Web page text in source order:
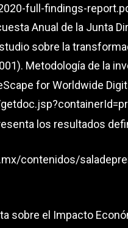
full-findings-
Anual de la Junta
sobre la
Metodología de la
for Worldwide
los resultados
contenidos/
sobre el Impacto